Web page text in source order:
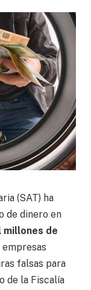
(SAT) ha
de dinero en
millones de
empresas
falsas para
de la Fiscalía